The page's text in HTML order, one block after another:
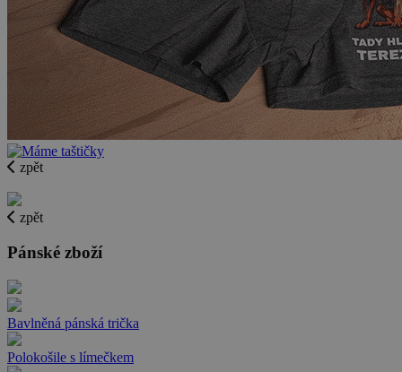
zpět
zpět
Pánské zboží
Bavlněná pánská trička
Polokošile s límečkem